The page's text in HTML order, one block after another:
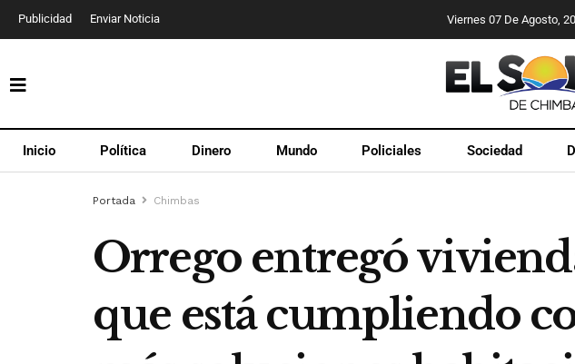
Publicidad Enviar Noticia Viernes 07 De Agosto,
Inicio Política Dinero Mundo Policiales Sociedad
Portada Chimbas
Orrego entregó
que está cumpliendo